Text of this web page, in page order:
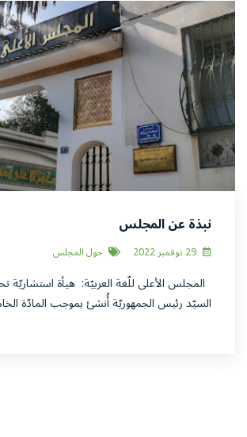
نبذة عن المجلس
حول المجلس
المجلس الأعلى للّغة العربيّة: هيأة
السيّد رئيس الجمهوريّة أُنشئ بموجب المادّة